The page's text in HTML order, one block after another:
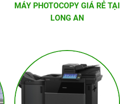
MÁY PHOTOCOPY GIÁ RẺ TẠI
LONG AN